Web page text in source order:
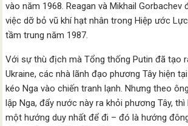
vào năm 1968. Reagan và Mikhail Gorbachev
việc dỡ bỏ vũ khí hạt nhân trong Hiệp ước
tầm trung năm 1987.
Với sự thù địch mà Tổng thống Putin đã tạo
Ukraine, các nhà lãnh đạo phương Tây hiện
kéo Nga vào chiến tranh lạnh. Nhưng theo
lập Nga, đẩy nước này ra khỏi phương Tây,
một hướng duy nhất để đi – đó là hướng